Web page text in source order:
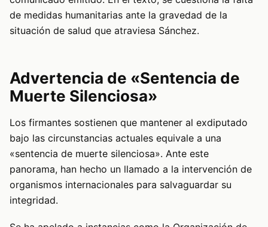
de medidas humanitarias ante la gravedad de la
situación de salud que atraviesa Sánchez.
Advertencia de «Sentencia de
Muerte Silenciosa»
Los firmantes sostienen que mantener al exdiputado
bajo las circunstancias actuales equivale a una
«sentencia de muerte silenciosa». Ante este
panorama, han hecho un llamado a la intervención de
organismos internacionales para salvaguardar su
integridad.